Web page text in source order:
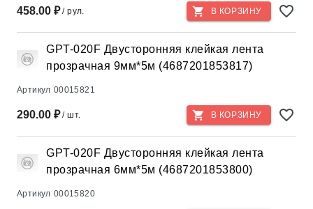
458.00 ₽/ рул. В КОРЗИНУ
GPT-020F Двусторонняя клейкая лента
прозрачная 9мм*5м (4687201853817)
Артикул 00015821
290.00 ₽/ шт. В КОРЗИНУ
GPT-020F Двусторонняя клейкая лента
прозрачная 6мм*5м (4687201853800)
Артикул 00015820